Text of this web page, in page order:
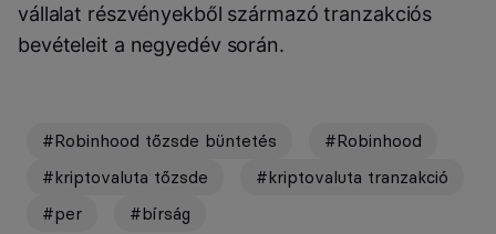
vállalat részvényekből származó tranzakciós
bevételeit a negyedév során.
#Robinhood tőzsde büntetés
#Robinhood
#kriptovaluta tőzsde
#kriptovaluta tranzakció
#per
#bírság